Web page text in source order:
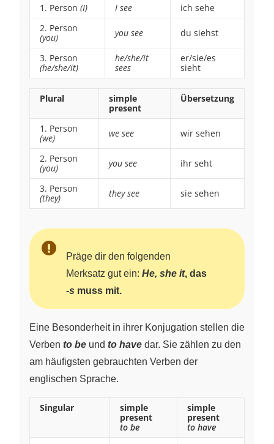
1. Person (I) I see
ich sehe
2. Person
(you)
you see du siehst
3. Person
(he/she/it)
he/she/it
sees
er/sie/es
sieht
Plural
simple
present
Übersetzung
1. Person
(we)
we see wir sehen
2. Person
(you)
you see ihr seht
3. Person
(they)
they see sie sehen
Präge dir den folgenden
Merksatz gut ein: He, she it, das
-s muss mit.
Eine Besonderheit in ihrer Konjugation stellen die
Verben to be und to have dar. Sie zählen zu den
am häufigsten gebrauchten Verben der
englischen Sprache.
Singular
simple
present
to be
simple
present
to have